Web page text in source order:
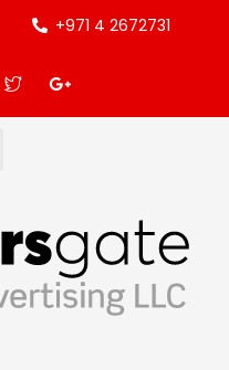
+971 4 2672731